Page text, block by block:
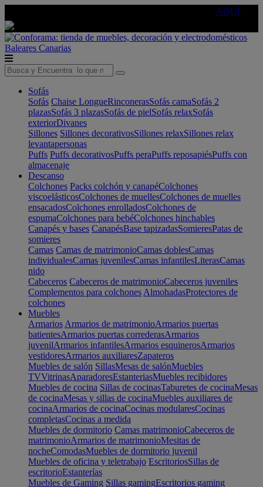
AQUÍ
Baleares Canarias
Sofás
Sofás Chaise LongueRinconerasSofás camaSofás 2
plazasSofás 3 plazasSofás de pielSofás relaxSofás
exteriorDivanes
Sillones Sillones decorativosSillones relaxSillones relax
levantapersonas
Puffs Puffs decorativosPuffs peraPuffs reposapiésPuffs con
almacenaje
Descanso
Colchones Packs colchón y canapéColchones
viscoelásticosColchones de muellesColchones de muelles
ensacadosColchones enrolladosColchones de
espumaColchones para bebéColchones hinchables
Canapés y bases CanapésBase tapizadasSomieresPatas de
somieres
Camas Camas de matrimonioCamas doblesCamas
individualesCamas juvenilesCamas infantilesLiterasCamas
nido
Cabeceros Cabeceros de matrimonioCabeceros juveniles
Complementos para colchones AlmohadasProtectores de
colchones
Muebles
Armarios Armarios de matrimonioArmarios puertas
batientesArmarios puertas correderasArmarios
juvenilArmarios infantilesArmarios esquinerosArmarios
vestidoresArmarios auxiliaresZapateros
Muebles de salón SillasMesas de salónMuebles
TVVitrinasAparadoresEstanteriasMuebles recibidores
Muebles de cocina Sillas de cocinasTaburetes de cocinaMesas
de cocinaMesas y sillas de cocinaMuebles auxiliares de
cocinaArmarios de cocinaCocinas modularesCocinas
completasCocinas a medida
Muebles de dormitorio Camas matrimonioCabeceros de
matrimonioArmarios de matrimonioMesitas de
nocheComodasMuebles de dormitorio juvenil
Muebles de oficina y teletrabajo EscritoriosSillas de
escritorioEstanterías
Muebles de Gaming Sillas gamingEscritorios gaming